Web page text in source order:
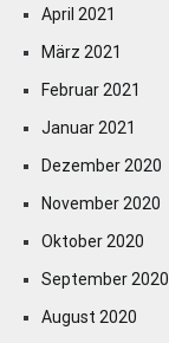
April 2021
März 2021
Februar 2021
Januar 2021
Dezember 2020
November 2020
Oktober 2020
September 2020
August 2020